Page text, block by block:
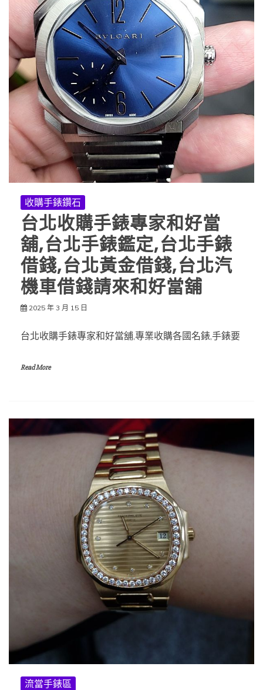
收購手錶鑽石
台北收購手錶專家和好當
舖,台北手錶鑑定,台北手錶
借錢,台北黃金借錢,台北汽
機車借錢請來和好當舖
2025 年 3 月 15 日
台北收購手錶專家和好當舖,專業收購各國名錶,手錶要
Read More
流當手錶區